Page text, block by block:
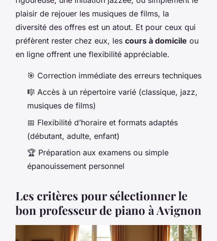
plaisir de rejouer les musiques de films, la
diversité des offres est un atout. Et pour ceux qui
préfèrent rester chez eux, les cours à domicile ou
en ligne offrent une flexibilité appréciable.
🎯 Correction immédiate des erreurs techniques
🎼 Accès à un répertoire varié (classique, jazz,
musiques de films)
📅 Flexibilité d’horaire et formats adaptés
(débutant, adulte, enfant)
🏆 Préparation aux examens ou simple
épanouissement personnel
Les critères pour sélectionner le
bon professeur de piano à Avignon